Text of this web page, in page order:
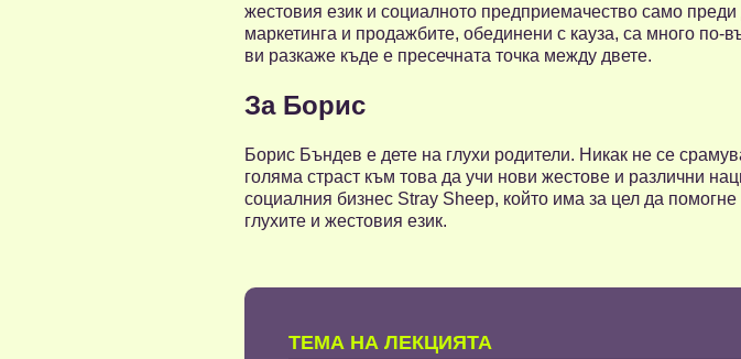
жестовия език и социалното предприемачество само
маркетинга и продажбите, обединени с кауза, са много
ви разкаже къде е пресечната точка между двете.
За Борис
Борис Бъндев е дете на глухи родители. Никак не се
голяма страст към това да учи нови жестове и различни
социалния бизнес Stray Sheep, който има за цел да
глухите и жестовия език.
TЕМА НА ЛЕКЦИЯТА